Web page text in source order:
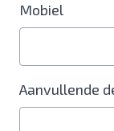
Mobiel
Aanvullende